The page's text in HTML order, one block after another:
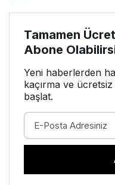
Tamamen
Abone
Yeni haberlerden
kaçırma ve
başlat.